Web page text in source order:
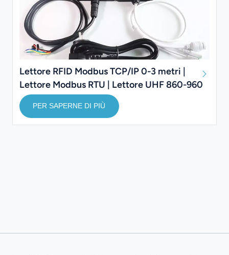
Lettore RFID Modbus TCP/IP 0-3 metri |
Lettore Modbus RTU | Lettore UHF 860-960
MHz
PER SAPERNE DI PIÙ